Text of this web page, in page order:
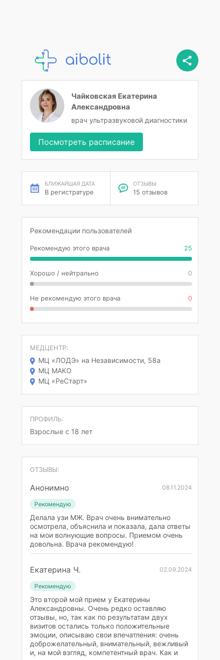
Чайковская Екатерина
Александровна
врач ультразвуковой диагностики
Посмотреть расписание
БЛИЖАЙШАЯ ДАТА
В регистратуре
ОТЗЫВЫ
15 отзывов
Рекомендации пользователей
Рекомендую этого врача 25
Хорошо / нейтрально 0
Не рекомендую этого врача 0
МЕДЦЕНТР:
МЦ «ЛОДЭ» на Независимости, 58а
МЦ МАКО
МЦ «РеСтарт»
ПРОФИЛЬ:
Взрослые с 18 лет
ОТЗЫВЫ:
Анонимно 08.11.2024
Рекомендую
Делала узи МЖ. Врач очень внимательно
осмотрела, объяснила и показала, дала ответы
на мои волнующие вопросы. Приемом очень
довольна. Врача рекомендую!
Екатерина Ч. 02.09.2024
Рекомендую
Это второй мой прием у Екатерины
Александровны. Очень редко оставляю
отзывы, но, так как по результатам двух
визитов остались только положительные
эмоции, описываю свои впечатления: очень
доброжелательный, внимательный, вежливый
и, на мой взгляд, компетентный врач. Как и